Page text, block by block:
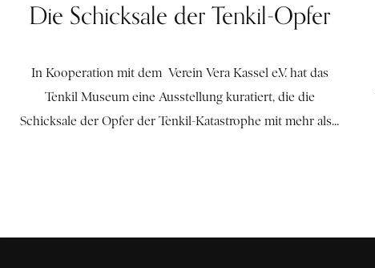
Die Schicksale der Tenkil-Opfer
In Kooperation mit dem Verein Vera Kassel e.V. hat das
Tenkil Museum eine Ausstellung kuratiert, die die
Schicksale der Opfer der Tenkil-Katastrophe mit mehr als...